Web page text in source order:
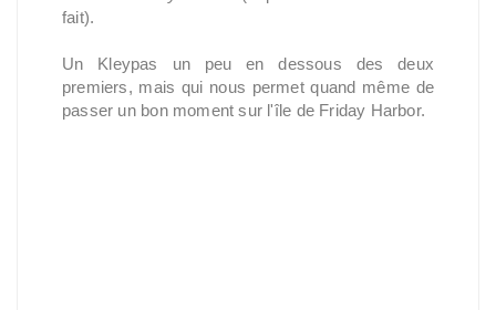
fait).
Un Kleypas un peu en dessous des deux
premiers, mais qui nous permet quand même de
passer un bon moment sur l'île de Friday Harbor.